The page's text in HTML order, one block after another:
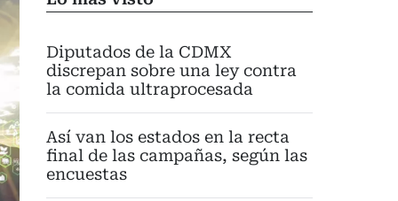
Diputados de la CDMX
discrepan sobre una ley contra
la comida ultraprocesada
Así van los estados en la recta
final de las campañas, según las
encuestas